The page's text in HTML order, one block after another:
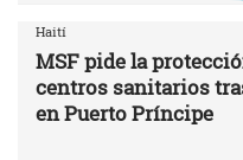
Haití
MSF pide la
centros sanitarios
en Puerto Príncipe